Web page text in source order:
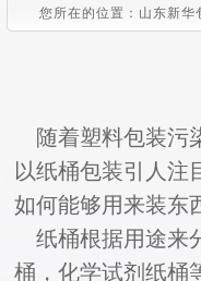
您所在的位置：山东新
随着塑料包装污
以纸桶包装引人注
如何能够用来装东
纸桶根据用途来
桶，化学试剂纸桶